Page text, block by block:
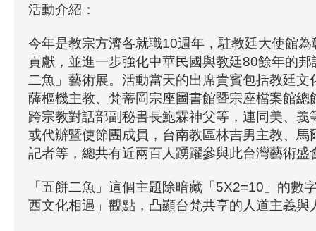
活動介紹：
今年是教宗方濟各就職10週年，駐教廷大使館
貢獻，並進一步強化中華民國與教廷80餘年的
二魚」藝術展。活動當天的出席貴賓包括教廷文
薩樞機主教、梵蒂岡宗座圖書館暨宗座檔案館總
跨宗教對話部副秘書長鮑霖神父等，連同美、義
或代辦暨使節團成員，台南教區林吉男主教、馬
記者等，總共有近兩百人踴躍參與此台灣藝術盛
「五餅二魚」這個主題除暗藏「5X2=10」的數
西文化相遇」觀點，凸顯台梵共享的人道主義與